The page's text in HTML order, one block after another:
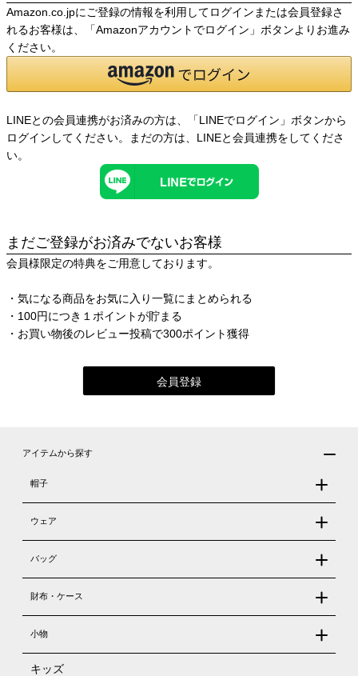
Amazon.co.jpにご登録の情報を利用してログインまたは会員登録さ
れるお客様は、「Amazonアカウントでログイン」ボタンよりお進み
ください。
LINEとの会員連携がお済みの方は、「LINEでログイン」ボタンから
ログインしてください。まだの方は、 LINEと会員連携をしてくださ
い。
まだご登録がお済みでないお客様
会員様限定の特典をご用意しております。
・気になる商品をお気に入り一覧にまとめられる
・100円につき１ポイントが貯まる
・お買い物後のレビュー投稿で300ポイント獲得
会員登録
アイテムから探す
帽子
ウェア
バッグ
財布・ケース
小物
キッズ